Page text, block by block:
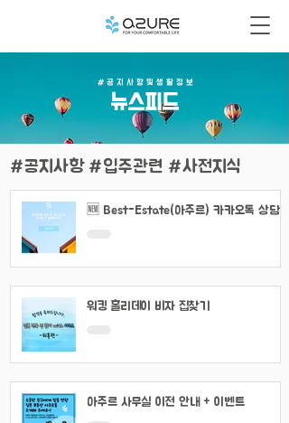
# 공 지 사 항 및 생 활 정 보
​뉴스피드
#공지사항 #입주관련 #사전지식
🆕 Best-Estate(아주르) 카카오톡 상담
워킹 홀리데이 비자 집찾기
아주르 사무실 이전 안내 + 이벤트